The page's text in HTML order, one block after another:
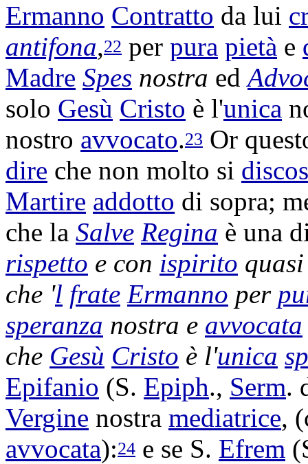
Ermanno Contratto da lui
antifona,22 per pura pietà e
Madre Spes nostra ed
solo Gesù Cristo è l'unica
nostro avvocato.23 Or
dire che non molto si
Martire addotto di sopra;
che la Salve Regina è una
rispetto e con ispirito
che 'l frate Ermanno per
speranza nostra e avvocata
che Gesù Cristo è l'unica
Epifanio (S. Epiph., Serm.
Vergine nostra mediatrice,
avvocata):24 e se S. Efrem